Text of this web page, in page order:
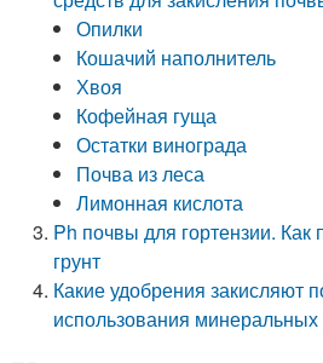
Опилки
Кошачий наполнитель
Хвоя
Кофейная гуща
Остатки винограда
Почва из леса
Лимонная кислота
Ph почвы для гортензии. Как
грунт
Какие удобрения закисляют
использования минеральных